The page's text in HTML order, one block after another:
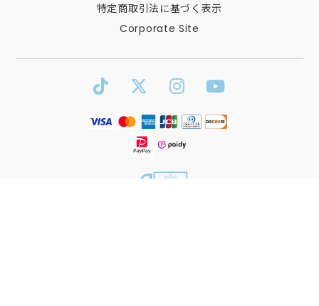
特定商取引法に基づく表示
Corporate Site